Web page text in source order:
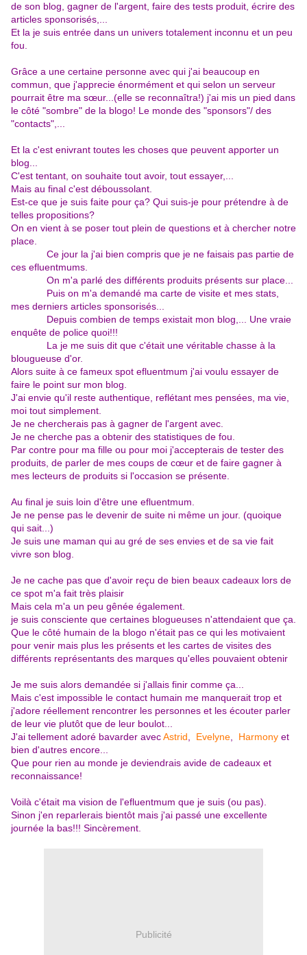
de son blog, gagner de l'argent, faire des tests produit, écrire des
articles sponsorisés,...
Et la je suis entrée dans un univers totalement inconnu et un peu
fou.
Grâce a une certaine personne avec qui j'ai beaucoup en
commun, que j'apprecie énormément et qui selon un serveur
pourrait être ma sœur...(elle se reconnaîtra!) j'ai mis un pied dans
le côté "sombre" de la blogo! Le monde des "sponsors"/ des
"contacts",...
Et la c'est enivrant toutes les choses que peuvent apporter un
blog...
C'est tentant, on souhaite tout avoir, tout essayer,...
Mais au final c'est déboussolant.
Est-ce que je suis faite pour ça? Qui suis-je pour prétendre à de
telles propositions?
On en vient à se poser tout plein de questions et à chercher notre
place.
Ce jour la j'ai bien compris que je ne faisais pas partie de
ces efluentmums.
On m'a parlé des différents produits présents sur place...
Puis on m'a demandé ma carte de visite et mes stats,
mes derniers articles sponsorisés...
Depuis combien de temps existait mon blog,... Une vraie
enquête de police quoi!!!
La je me suis dit que c'était une véritable chasse à la
blougueuse d'or.
Alors suite à ce fameux spot efluentmum j'ai voulu essayer de
faire le point sur mon blog.
J'ai envie qu'il reste authentique, reflétant mes pensées, ma vie,
moi tout simplement.
Je ne chercherais pas à gagner de l'argent avec.
Je ne cherche pas a obtenir des statistiques de fou.
Par contre pour ma fille ou pour moi j'accepterais de tester des
produits, de parler de mes coups de cœur et de faire gagner à
mes lecteurs de produits si l'occasion se présente.
Au final je suis loin d'être une efluentmum.
Je ne pense pas le devenir de suite ni même un jour. (quoique
qui sait...)
Je suis une maman qui au gré de ses envies et de sa vie fait
vivre son blog.
Je ne cache pas que d'avoir reçu de bien beaux cadeaux lors de
ce spot m'a fait très plaisir
Mais cela m'a un peu gênée également.
je suis consciente que certaines blogueuses n'attendaient que ça.
Que le côté humain de la blogo n'était pas ce qui les motivaient
pour venir mais plus les présents et les cartes de visites des
différents représentants des marques qu'elles pouvaient obtenir
Je me suis alors demandée si j'allais finir comme ça...
Mais c'est impossible le contact humain me manquerait trop et
j'adore réellement rencontrer les personnes et les écouter parler
de leur vie plutôt que de leur boulot...
J'ai tellement adoré bavarder avecAstrid Evelyne Harmony et
bien d'autres encore...
Que pour rien au monde je deviendrais avide de cadeaux et
reconnaissance!
Voilà c'était ma vision de l'efluentmum que je suis (ou pas).
Sinon j'en reparlerais bientôt mais j'ai passé une excellente
journée la bas!!! Sincèrement.
Publicité